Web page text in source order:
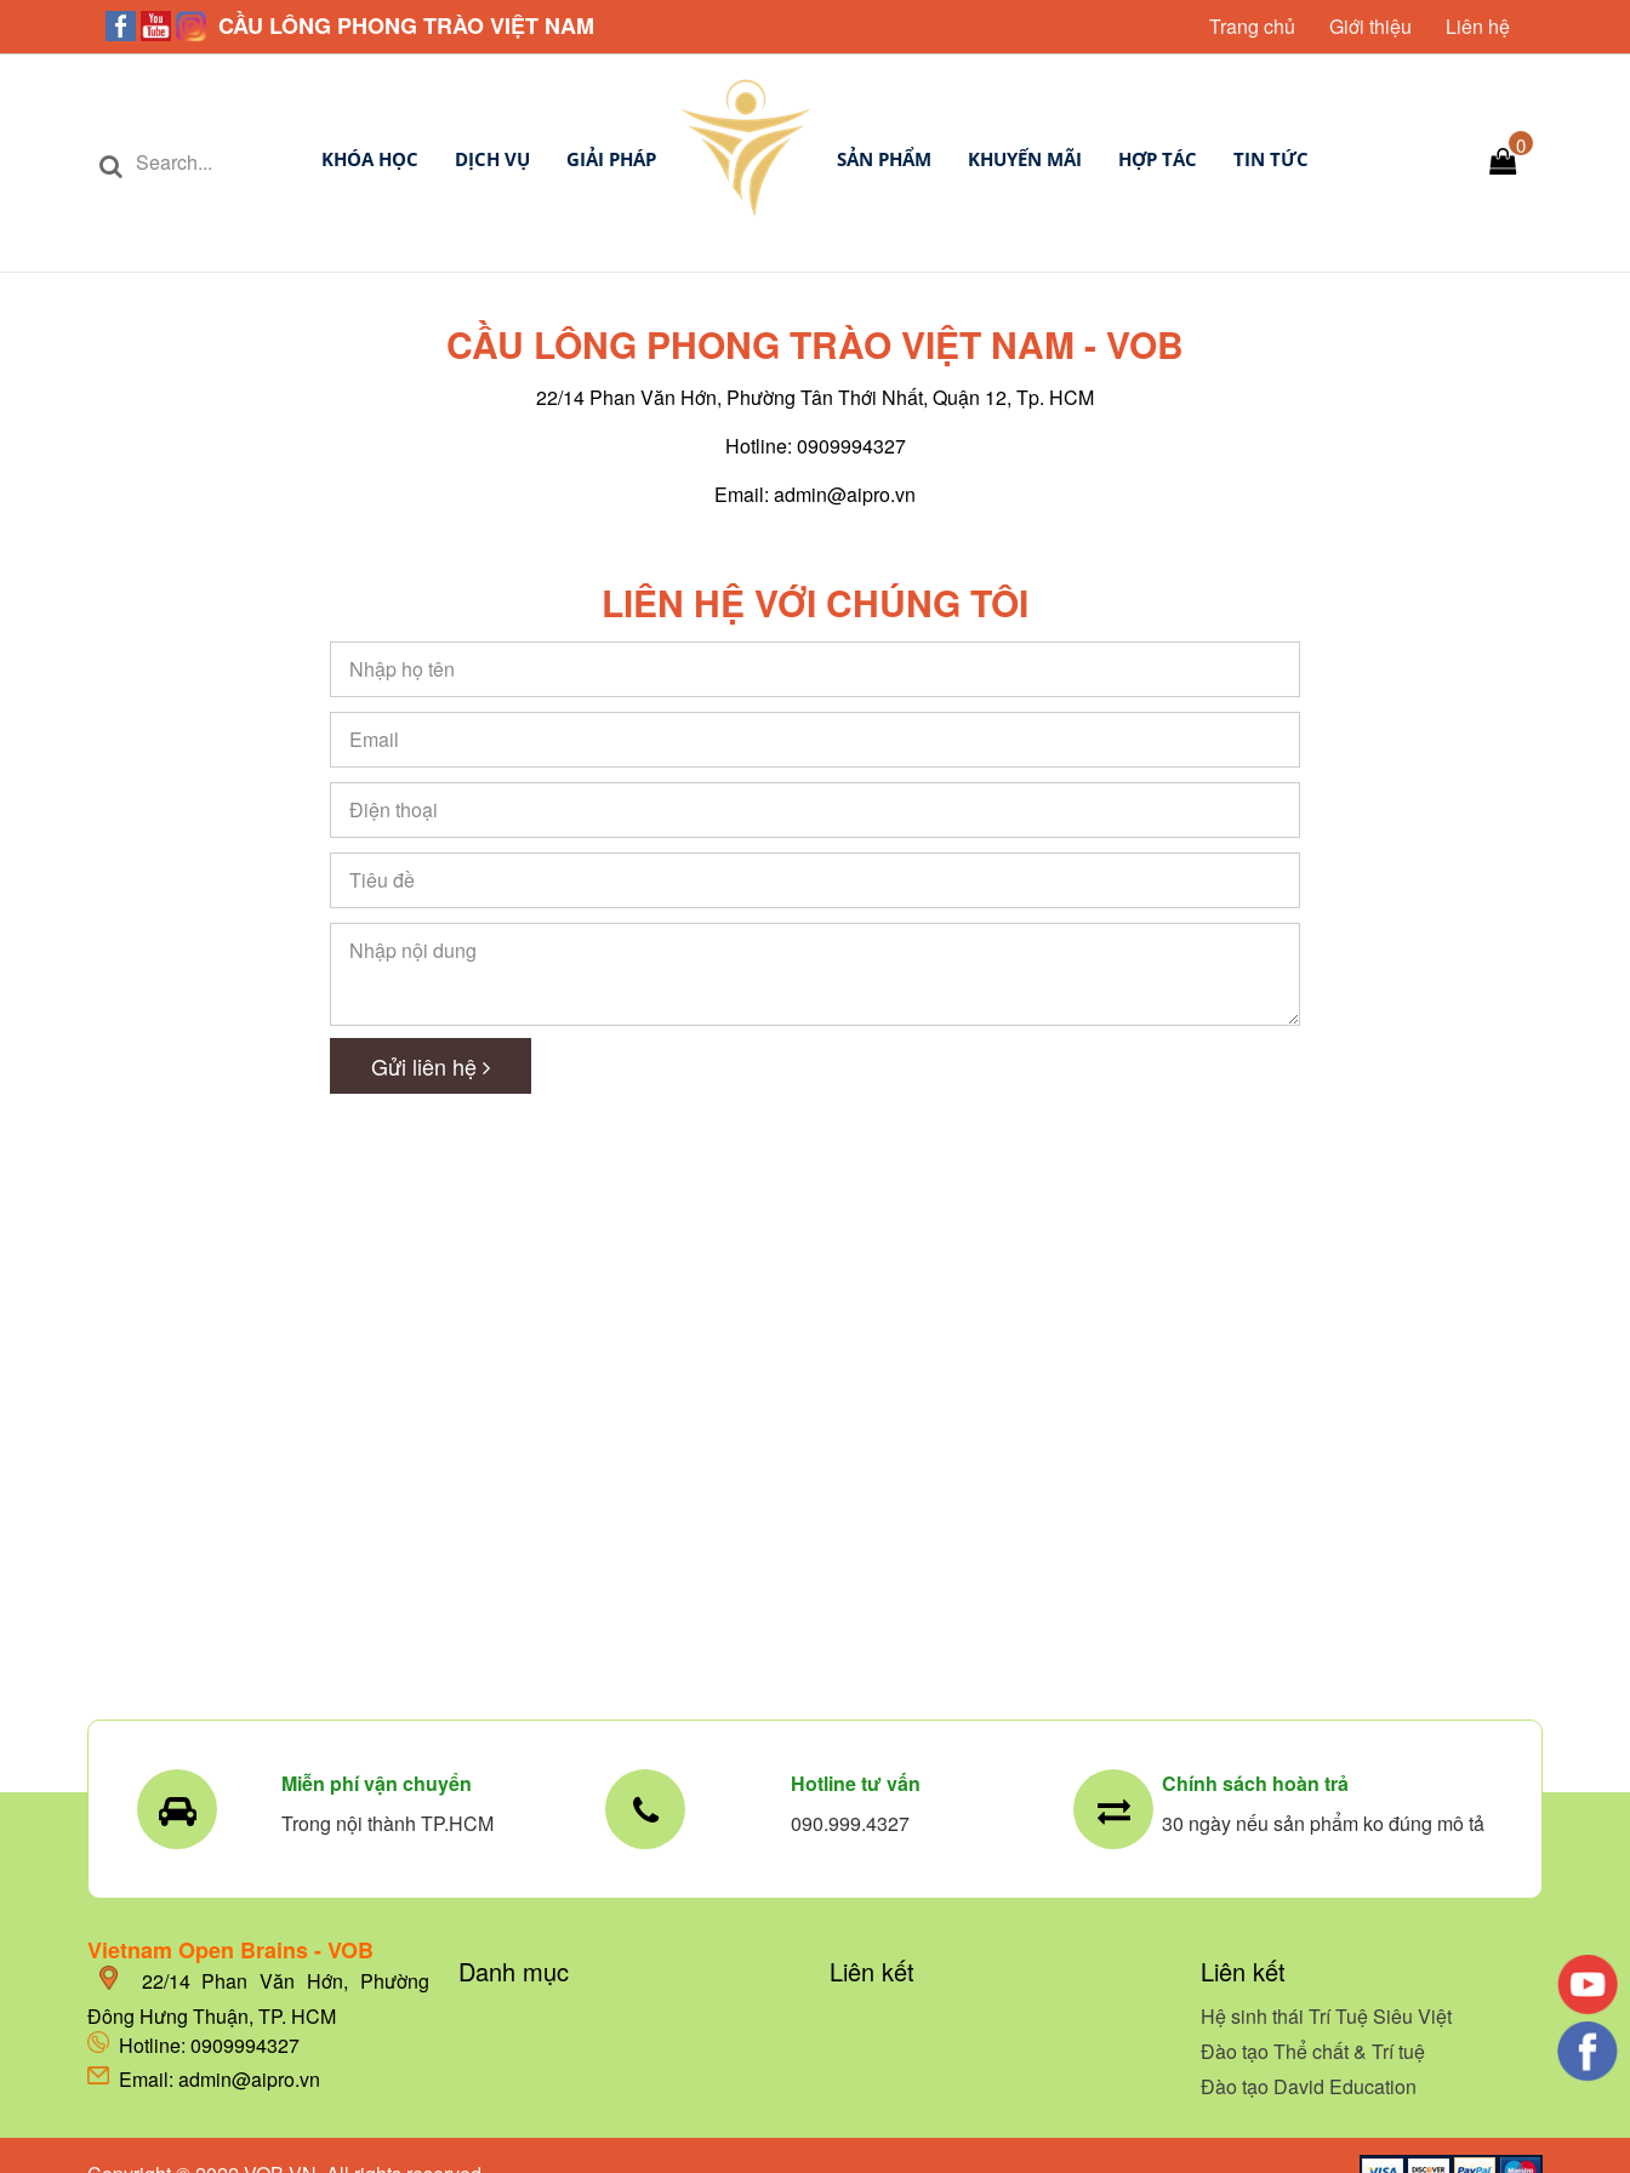
CẦU LÔNG PHONG TRÀO VIỆT NAM Trang chủ Giới thiệu Liên hệ
KHÓA HỌC DỊCH VỤ GIẢI PHÁP SẢN PHẨM KHUYẾN MÃI HỢP TÁC TIN TỨC
0
CẦU LÔNG PHONG TRÀO VIỆT NAM - VOB
22/14 Phan Văn Hớn, Phường Tân Thới Nhất, Quận 12, Tp. HCM
Hotline: 0909994327
Email: admin@aipro.vn
LIÊN HỆ VỚI CHÚNG TÔI
Gửi liên hệ
Miễn phí vận chuyển
Trong nội thành TP.HCM
Hotline tư vấn
090.999.4327
Chính sách hoàn trả
30 ngày nếu sản phẩm ko đúng mô tả
Vietnam Open Brains - VOB
22/14Phan Văn Hớn, Phường
Đông Hưng Thuận, TP. HCM
Hotline: 0909994327
Email: admin@aipro.vn
Danh mục Liên kết Liên kết
Hệ sinh thái Trí Tuệ Siêu Việt
Đào tạo Thể chất & Trí tuệ
Đào tạo David Education